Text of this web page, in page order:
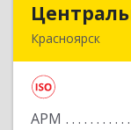
Красноярск
АРМ